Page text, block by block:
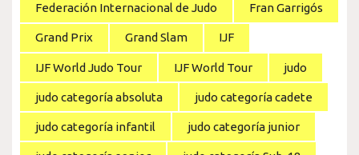
Federación Internacional de Judo Fran Garrigós
Grand Prix Grand Slam IJF
IJF World Judo Tour IJF World Tour judo
judo categoría absoluta judo categoría cadete
judo categoría infantil judo categoría junior